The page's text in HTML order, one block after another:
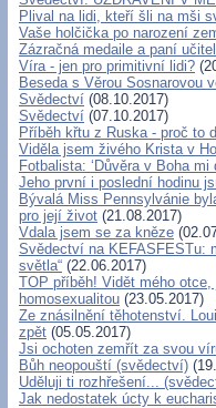
Plival na lidi, kteří šli na mši
Vaše holčička po narození
Zázračná medaile a paní
Víra - jen pro primitivní lidi?
Beseda s Věrou Sosnarovou
Svědectví (08.10.2017)
Svědectví (07.10.2017)
Příběh křtu z Ruska - proč to
Viděla jsem živého Krista v
Fotbalista: ‘Důvěra v Boha mi
Jeho první i poslední hodinu
Bývalá Miss Pennsylvánie
pro její život (21.08.2017)
Vdala jsem se za kněze
Svědectví na KEFASFESTu:
světla“ (22.06.2017)
TOP příběh! Vidět mého
homosexualitou (23.05.2017)
Ze znásilnění těhotenství.
zpět (05.05.2017)
Jsi ochoten zemřít za svou
Bůh neopouští (svědectví)
Uděluji ti rozhřešení...
Jak nedostatek úcty k